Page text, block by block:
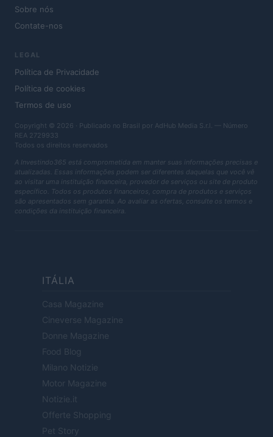
Sobre nós
Contate-nos
LEGAL
Política de Privacidade
Política de cookies
Termos de uso
Copyright © 2026 · Publicado no Brasil por AdHub Media S.r.l. — Número
REA 2729933
Todos os direitos reservados
A Investindo365 está comprometida em manter suas informações precisas e
atualizadas. Essas informações podem ser diferentes daquelas que você vê
ao visitar uma instituição financeira, provedor de serviços ou site de produto
específico. Todos os produtos financeiros, compra de produtos e serviços
são apresentados sem garantia. Ao avaliar as ofertas, consulte os termos e
condições da instituição financeira.
ITÁLIA
Casa Magazine
Cineverse Magazine
Donne Magazine
Food Blog
Milano Notizie
Motor Magazine
Notizie.it
Offerte Shopping
Pet Story